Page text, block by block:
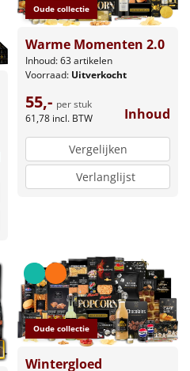
Oude collectie
Warme Momenten 2.0
Inhoud: 63 artikelen
Voorraad: Uitverkocht
55,- per stuk
61,78 incl. BTW Inhoud
Vergelijken
Verlanglijst
Oude collectie
Wintergloed